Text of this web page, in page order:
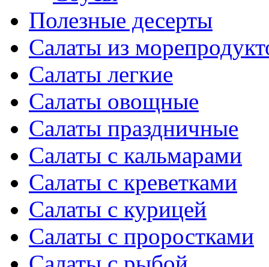
Полезные десерты
Салаты из
Салаты легкие
Салаты овощные
Салаты праздничные
Салаты с кальмарами
Салаты с креветками
Салаты с курицей
Салаты с проростками